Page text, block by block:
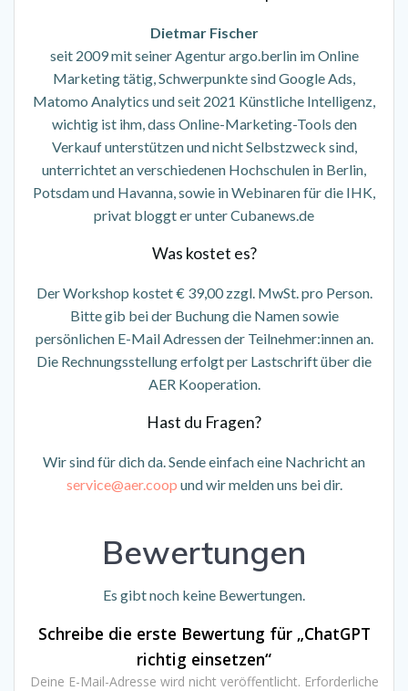
Dietmar Fischer
seit 2009 mit seiner Agentur argo.berlin im Online
Marketing tätig, Schwerpunkte sind Google Ads,
Matomo Analytics und seit 2021 Künstliche Intelligenz,
wichtig ist ihm, dass Online-Marketing-Tools den
Verkauf unterstützen und nicht Selbstzweck sind,
unterrichtet an verschiedenen Hochschulen in Berlin,
Potsdam und Havanna, sowie in Webinaren für die IHK,
privat bloggt er unter Cubanews.de
Was kostet es?
Der Workshop kostet € 39,00 zzgl. MwSt. pro Person.
Bitte gib bei der Buchung die Namen sowie
persönlichen E-Mail Adressen der Teilnehmer:innen an.
Die Rechnungsstellung erfolgt per Lastschrift über die
AER Kooperation.
Hast du Fragen?
Wir sind für dich da. Sende einfach eine Nachricht an
service@aer.coop und wir melden uns bei dir.
Bewertungen
Es gibt noch keine Bewertungen.
Schreibe die erste Bewertung für „ChatGPT
richtig einsetzen“
Deine E-Mail-Adresse wird nicht veröffentlicht. Erforderliche